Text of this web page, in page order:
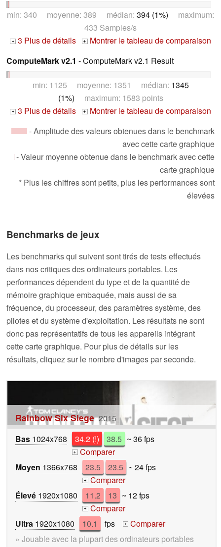
min: 340 moyenne: 389 médian: 394 (1%) maximum:
433 Samples/s
+ 3 Plus de détails + Montrer le tableau de comparaison
ComputeMark v2.1 - ComputeMark v2.1 Result
min: 1125 moyenne: 1351 médian: 1345
(1%) maximum: 1583 points
+ 3 Plus de détails + Montrer le tableau de comparaison
- Amplitude des valeurs obtenues dans le benchmark
avec cette carte graphique
- Valeur moyenne obtenue dans le benchmark avec cette
carte graphique
* Plus les chiffres sont petits, plus les performances sont
élevées
Benchmarks de jeux
Les benchmarks qui suivent sont tirés de tests effectués
dans nos critiques des ordinateurs portables. Les
performances dépendent du type et de la quantité de
mémoire graphique embaquée, mais aussi de sa
fréquence, du processeur, des paramètres système, des
pilotes et du système d'exploitation. Les résultats ne sont
donc pas représentatifs de tous les appareils intégrant
cette carte graphique. Pour plus de détails sur les
résultats, cliquez sur le nombre d'images par seconde.
Rainbow Six Siege 2015
Bas 1024x768 34.2 (!) 38.5 ~ 36 fps
+ Comparer
Moyen 1366x768 23.5 23.5 ~ 24 fps
+ Comparer
Élevé 1920x1080 11.2 13 ~ 12 fps
+ Comparer
Ultra 1920x1080 10.1 fps +
Comparer
» Jouable avec la plupart des ordinateurs portables